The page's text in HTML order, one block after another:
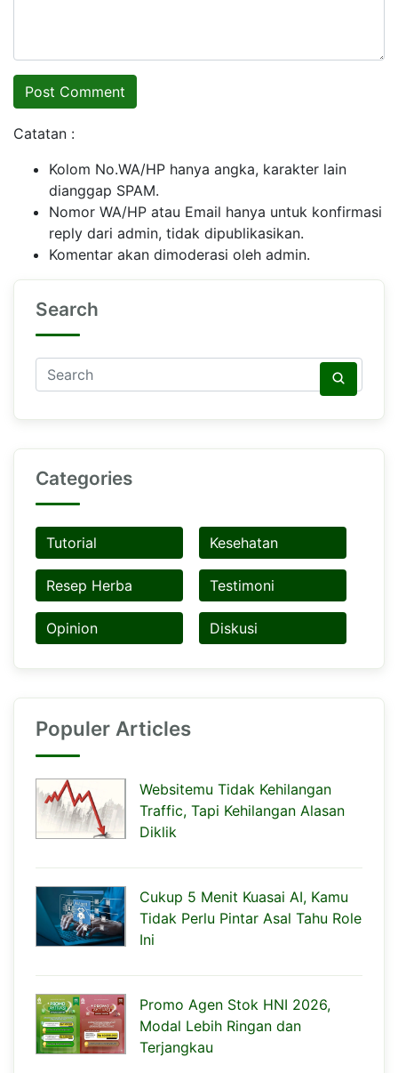
Catatan :
Kolom No.WA/HP hanya angka, karakter lain
dianggap SPAM.
Nomor WA/HP atau Email hanya untuk konfirmasi
reply dari admin, tidak dipublikasikan.
Komentar akan dimoderasi oleh admin.
Search
Categories
Tutorial Kesehatan
Resep Herba Testimoni
Opinion Diskusi
Populer Articles
Websitemu Tidak Kehilangan
Traffic, Tapi Kehilangan Alasan
Diklik
Cukup 5 Menit Kuasai AI, Kamu
Tidak Perlu Pintar Asal Tahu Role
Ini
Promo Agen Stok HNI 2026,
Modal Lebih Ringan dan
Terjangkau